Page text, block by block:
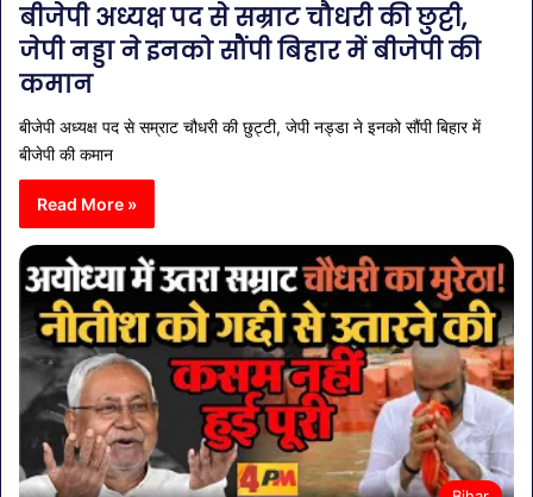
बीजेपी अध्यक्ष पद से सम्राट चौधरी की छुट्टी,
जेपी नड्डा ने इनको सौंपी बिहार में बीजेपी की
कमान
बीजेपी अध्यक्ष पद से सम्राट चौधरी की छुट्टी, जेपी नड्डा ने इनको सौंपी बिहार में
बीजेपी की कमान
Read More »